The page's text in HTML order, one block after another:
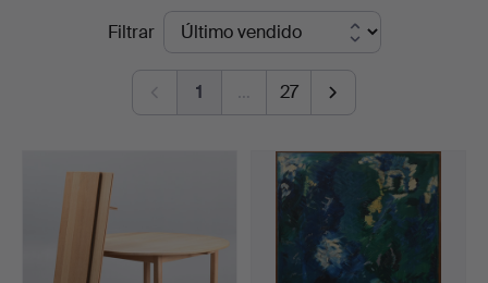
Sørensen
Auktioner
Filtrar
1 … 27